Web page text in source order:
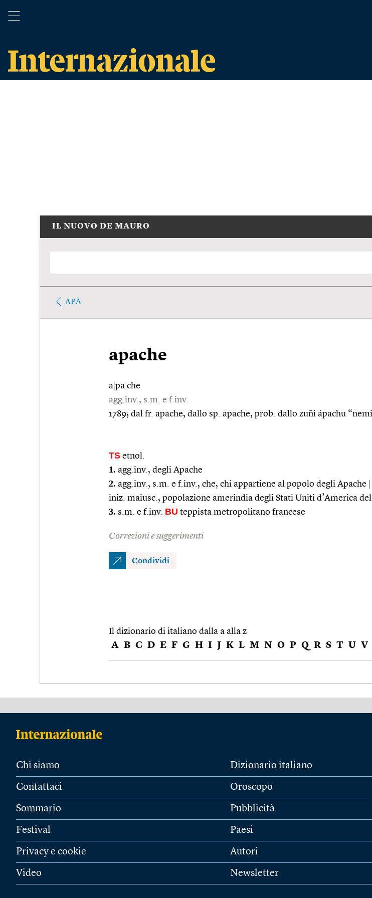
IL NUOVO DE MAURO
APA
apache
a pa che
agg.inv., s.m. e f.inv.
1789; dal fr. apache, dallo sp. apache, prob. dallo zuñi ápachu
TS etnol.
1. agg.inv., degli Apache
2. agg.inv., s.m. e f.inv., che, chi appartiene al popolo degli Apache
iniz. maiusc., popolazione amerindia degli Stati Uniti d’America
3. s.m. e f.inv. BU teppista metropolitano francese
Correzioni e suggerimenti
Condividi
Il dizionario di italiano dalla a alla z
A B C D E F G H I J K L M N O P Q R S T U V
Chi siamo
Contattaci
Sommario
Festival
Privacy e cookie
Video
Dizionario italiano
Oroscopo
Pubblicità
Paesi
Autori
Newsletter